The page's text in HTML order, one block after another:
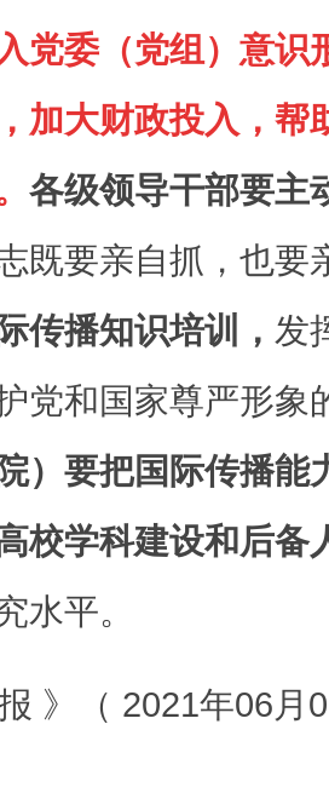
党委（党组）意识
加大财政投入，帮
各级领导干部要主
既要亲自抓，也要
传播知识培训， 发
党和国家尊严形象
）要把国际传播能
校学科建设和后备
水平。
报 》（ 2021年06月